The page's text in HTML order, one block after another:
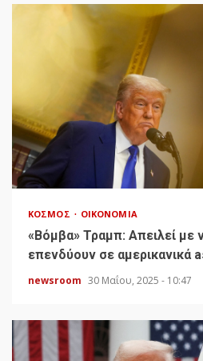
ΚΌΣΜΟΣ ΟΙΚΟΝΟΜΊΑ
«Bόμβα» Τραμπ: Απειλεί
επενδύουν σε αμερικανικά
newsroom 30 Μαΐου, 2025 - 10:47